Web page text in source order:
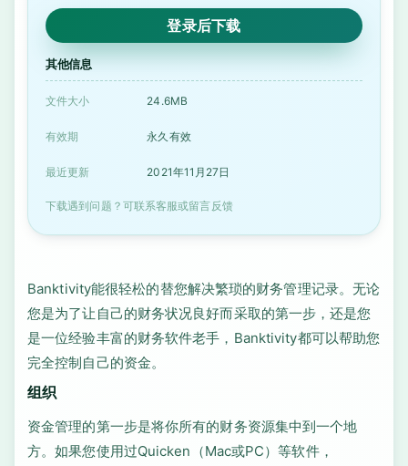
登录后下载
其他信息
文件大小 24.6MB
有效期 永久有效
最近更新 2021年11月27日
下载遇到问题？可联系客服或留言反馈
Banktivity能很轻松的替您解决繁琐的财务管理记录。无论
您是为了让自己的财务状况良好而采取的第一步，还是您
是一位经验丰富的财务软件老手，Banktivity都可以帮助您
完全控制自己的资金。
组织
资金管理的第一步是将你所有的财务资源集中到一个地
方。如果您使用过Quicken（Mac或PC）等软件，